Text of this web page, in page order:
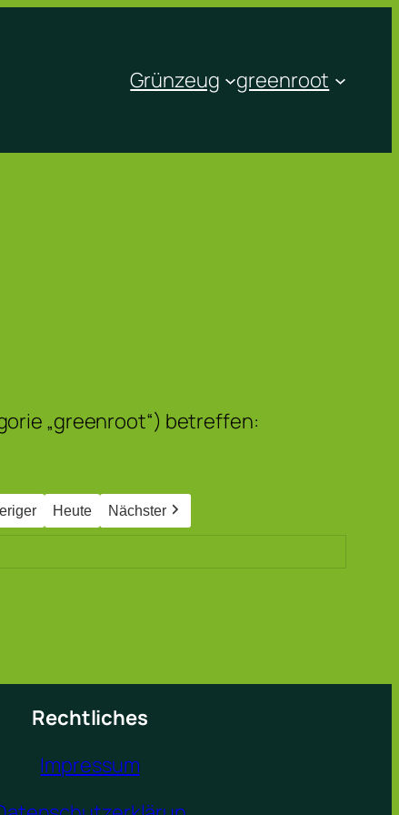
Grünzeug greenroot
„greenroot“) betreffen:
Heute Nächster
Rechtliches
Impressum